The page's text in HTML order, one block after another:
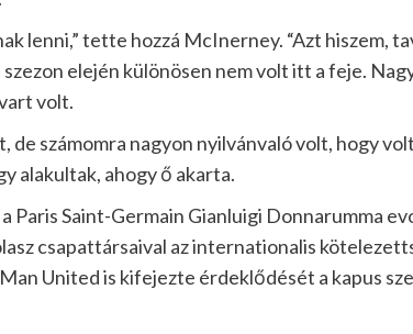
lenni,” tette hozzá McInerney. “Azt hiszem,
elején különösen nem volt itt a feje.
volt.
számomra nagyon nyilvánvaló volt, hogy
alakultak, ahogy ő akarta.
Paris Saint-Germain Gianluigi Donnarumma
csapattársaival az internationalis
United is kifejezte érdeklődését a kapus